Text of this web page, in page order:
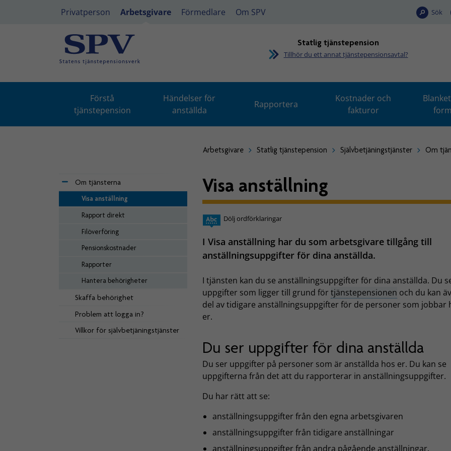
Privatperson Arbetsgivare Förmedlare Om SPV Sök
Statlig tjänstepension
Tillhör du ett annat tjänstepensionsavtal?
Förstå
tjänstepension
Händelser för
anställda
Rapportera
Kostnader och
fakturor
Arbetsgivare Statlig tjänstepension Självbetjäningstjänster Om
Om tjänsterna
Visa anställning
Rapport direkt
Filöverföring
Pensionskostnader
Rapporter
Hantera behörigheter
Skaffa behörighet
Problem att logga in?
Villkor för självbetjäningstjänster
Visa anställning
Dölj ordförklaringar
I Visa anställning har du som arbetsgivare tillgång till
anställningsuppgifter för dina anställda.
I tjänsten kan du se anställningsuppgifter för dina anställda. Du
uppgifter som ligger till grund för tjänstepensionen och du kan
del av tidigare anställningsuppgifter för de personer som jobbar
er.
Du ser uppgifter för dina anställda
Du ser uppgifter på personer som är anställda hos er. Du kan se
uppgifterna från det att du rapporterar in anställningsuppgifter.
Du har rätt att se:
anställningsuppgifter från den egna arbetsgivaren
anställningsuppgifter från tidigare anställningar
anställningsuppgifter från andra pågående anställningar.